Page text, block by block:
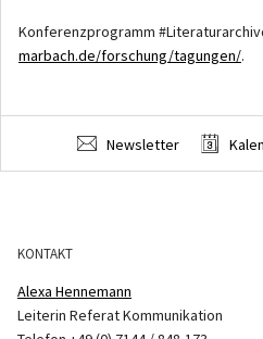
Konferenzprogramm
marbach.de/forschung/tagungen/.
Newsletter
KONTAKT
Alexa Hennemann
Leiterin Referat Kommunikation